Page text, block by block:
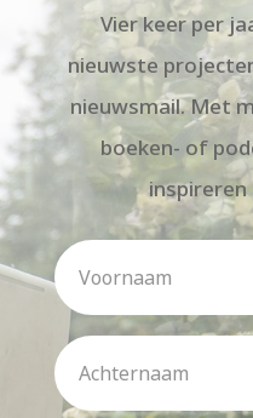
Vier keer per
nieuwste
nieuwsmail. Met
boeken- of